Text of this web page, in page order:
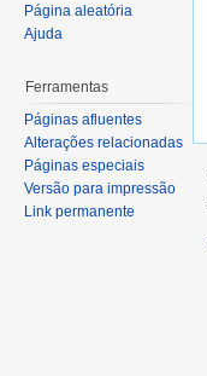
Página aleatória
Ajuda
Ferramentas
Páginas afluentes
Alterações relacionadas
Páginas especiais
Versão para impressão
Link permanente